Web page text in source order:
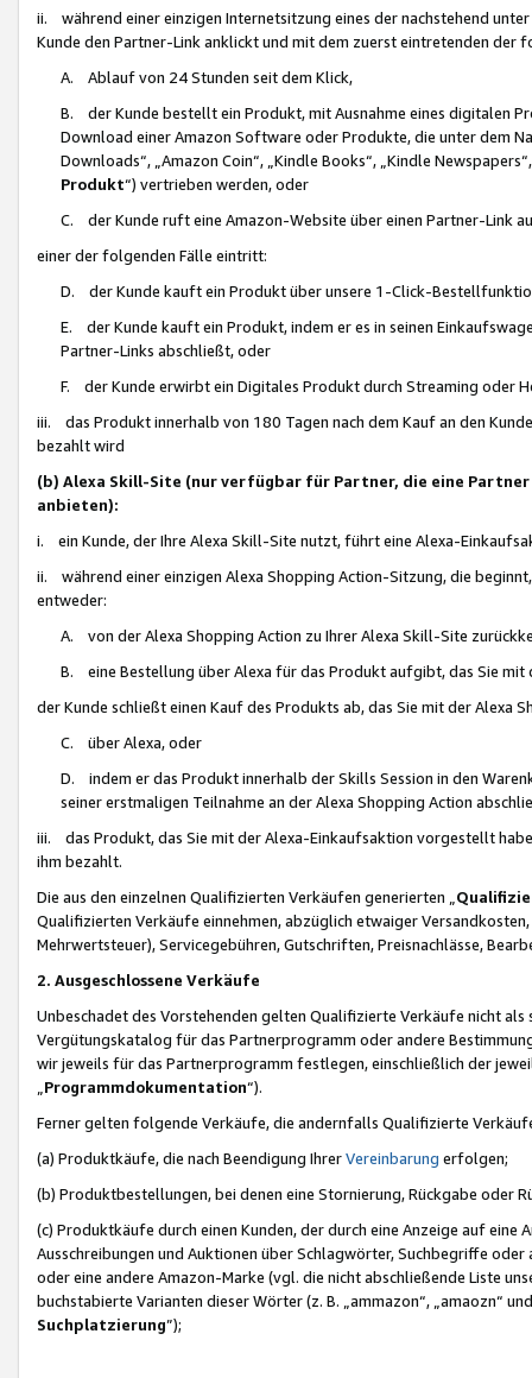
ii. während einer einzigen Internetsitzung eines der nachstehend
Kunde den Partner-Link anklickt und mit dem zuerst eintretenden der
A. Ablauf von 24 Stunden seit dem Klick,
B. der Kunde bestellt ein Produkt, mit Ausnahme eines digitalen
Download einer Amazon Software oder Produkte, die unter dem
Downloads“, „Amazon Coin“, „Kindle Books“, „Kindle
Produkt“) vertrieben werden, oder
C. der Kunde ruft eine Amazon-Website über einen Partner-Link
einer der folgenden Fälle eintritt:
D. der Kunde kauft ein Produkt über unsere 1-Click-
E. der Kunde kauft ein Produkt, indem er es in seinen
Partner-Links abschließt, oder
F. der Kunde erwirbt ein Digitales Produkt durch Streaming oder
iii. das Produkt innerhalb von 180 Tagen nach dem Kauf an den
bezahlt wird
(b) Alexa Skill-Site (nur verfügbar für Partner, die eine
anbieten):
i. ein Kunde, der Ihre Alexa Skill-Site nutzt, führt eine Alexa-
ii. während einer einzigen Alexa Shopping Action-Sitzung, die
entweder:
A. von der Alexa Shopping Action zu Ihrer Alexa Skill-Site
B. eine Bestellung über Alexa für das Produkt aufgibt, das Sie mit
der Kunde schließt einen Kauf des Produkts ab, das Sie mit der Alexa
C. über Alexa, oder
D. indem er das Produkt innerhalb der Skills Session in den
seiner erstmaligen Teilnahme an der Alexa Shopping Action
iii. das Produkt, das Sie mit der Alexa-Einkaufsaktion vorgestellt
ihm bezahlt.
Die aus den einzelnen Qualifizierten Verkäufen generierten „
Qualifizierten Verkäufe einnehmen, abzüglich etwaiger
Mehrwertsteuer), Servicegebühren, Gutschriften, Preisnachlässe,
2. Ausgeschlossene Verkäufe
Unbeschadet des Vorstehenden gelten Qualifizierte Verkäufe nicht
Vergütungskatalog für das Partnerprogramm oder andere
wir jeweils für das Partnerprogramm festlegen, einschließlich der
Programmdokumentation“).
Ferner gelten folgende Verkäufe, die andernfalls Qualifizierte
(a) Produktkäufe, die nach Beendigung IhrerVereinbarung erfolgen;
(b) Produktbestellungen, bei denen eine Stornierung, Rückgabe oder
(c) Produktkäufe durch einen Kunden, der durch eine Anzeige auf
Ausschreibungen und Auktionen über Schlagwörter, Suchbegriffe
oder eine andere Amazon-Marke (vgl. die nicht abschließende Liste
buchstabierte Varianten dieser Wörter (z. B. „ammazon“, „amaozn“
Suchplatzierung”);